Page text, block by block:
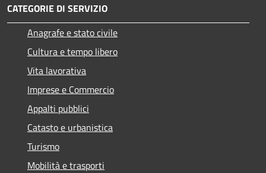
CATEGORIE DI SERVIZIO
Anagrafe e stato civile
Cultura e tempo libero
Vita lavorativa
Imprese e Commercio
Appalti pubblici
Catasto e urbanistica
Turismo
Mobilità e trasporti